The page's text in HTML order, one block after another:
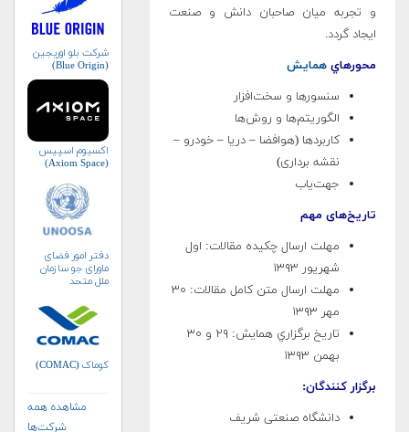
و تجربه میان صاحبان دانش و صنعت
ایجاد گردد.
محورهاي همايش
سنسورها و سخت‌افزار
الگوریتم‌ها و روش‌ها
کاربردها (هوافضا – دریا – خودرو –
نقشه برداری)
جهت‌یاب
تاریخ‌های مهم
مهلت ارسال چكيده مقالات: اول
شهریور ۱۳۹۳
مهلت ارسال متن كامل مقالات: ۳۰
مهر ۱۳۹۳
تاريخ برگزاري همايش: ۲۹ و ۳۰
بهمن ۱۳۹۳
برگزار كنندگان:
دانشگاه صنعتی شریف
شرکت بلو اوریجین
(Blue Origin)
اکسیوم اسپیس
(Axiom Space)
دفتر امور فضای
ماورای جو سازمان
ملل متحد
کوماک (COMAC)
مشاهده همه
شرکت‌ها